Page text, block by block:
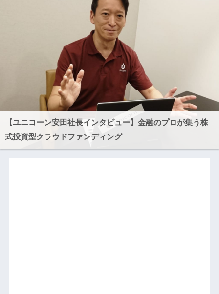
【ユニコーン安田社長インタビュー】金融のプロが集う株
式投資型クラウドファンディング